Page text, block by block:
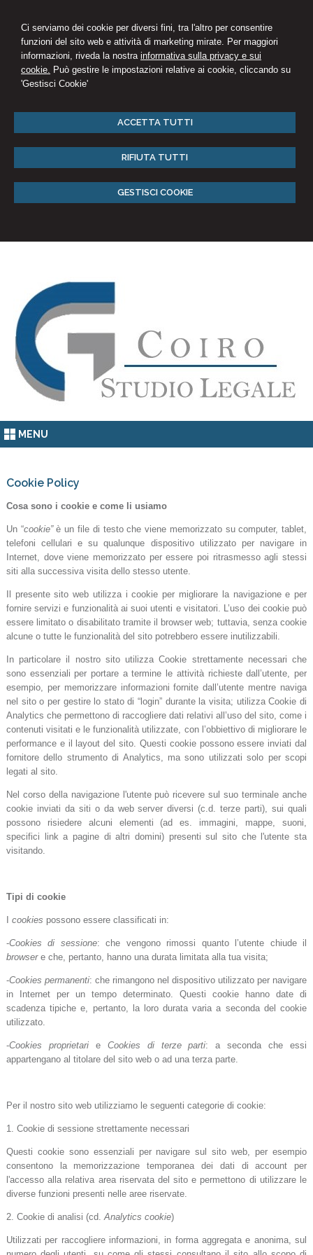
Ci serviamo dei cookie per diversi fini, tra l'altro per consentire
funzioni del sito web e attività di marketing mirate. Per maggiori
informazioni, riveda la nostra informativa sulla privacy e sui
cookie. Può gestire le impostazioni relative ai cookie, cliccando su
'Gestisci Cookie'
ACCETTA TUTTI
RIFIUTA TUTTI
GESTISCI COOKIE
MENU
Cookie Policy
Cosa sono i cookie e come li usiamo
Un “cookie”è un file di testo che viene memorizzato su computer, tablet,
telefoni cellulari e su qualunque dispositivo utilizzato per navigare in
Internet, dove viene memorizzato per essere poi ritrasmesso agli stessi
siti alla successiva visita dello stesso utente.
Il presente sito web utilizza i cookie per migliorare la navigazione e per
fornire servizi e funzionalità ai suoi utenti e visitatori. L’uso dei cookie può
essere limitato o disabilitato tramite il browser web; tuttavia, senza cookie
alcune o tutte le funzionalità del sito potrebbero essere inutilizzabili.
In particolare il nostro sito utilizza Cookie strettamente necessari che
sono essenziali per portare a termine le attività richieste dall’utente, per
esempio, per memorizzare informazioni fornite dall’utente mentre naviga
nel sito o per gestire lo stato di “login” durante la visita; utilizza Cookie di
Analytics che permettono di raccogliere dati relativi all’uso del sito, come i
contenuti visitati e le funzionalità utilizzate, con l’obbiettivo di migliorare le
performance e il layout del sito. Questi cookie possono essere inviati dal
fornitore dello strumento di Analytics, ma sono utilizzati solo per scopi
legati al sito.
Nel corso della navigazione l'utente può ricevere sul suo terminale anche
cookie inviati da siti o da web server diversi (c.d. terze parti), sui quali
possono risiedere alcuni elementi (ad es. immagini, mappe, suoni,
specifici link a pagine di altri domini) presenti sul sito che l'utente sta
visitando.
Tipi di cookie
I cookies possono essere classificati in:
-Cookies di sessione: che vengono rimossi quanto l’utente chiude il
browsere che, pertanto, hanno una durata limitata alla tua visita;
-Cookies permanenti: che rimangono nel dispositivo utilizzato per navigare
in Internet per un tempo determinato. Questi cookie hanno date di
scadenza tipiche e, pertanto, la loro durata varia a seconda del cookie
utilizzato.
-Cookies proprietarie Cookies di terze parti: a seconda che essi
appartengano al titolare del sito web o ad una terza parte.
Per il nostro sito web utilizziamo le seguenti categorie di cookie:
1. Cookie di sessione strettamente necessari
Questi cookie sono essenziali per navigare sul sito web, per esempio
consentono la memorizzazione temporanea dei dati di account per
l'accesso alla relativa area riservata del sito e permettono di utilizzare le
diverse funzioni presenti nelle aree riservate.
2. Cookie di analisi (cd. Analytics cookie)
Utilizzati per raccogliere informazioni, in forma aggregata e anonima, sul